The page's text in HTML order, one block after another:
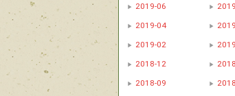
2019-06
2019-04
2019-02
2018-12
2018-09